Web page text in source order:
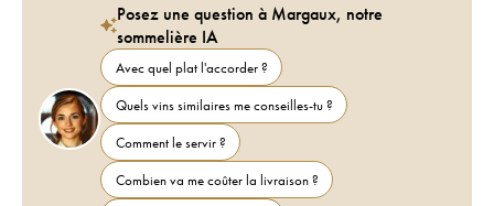
Posez une question à Margaux, notre
sommelière IA
Avec quel plat l'accorder ?
Quels vins similaires me conseilles-tu ?
Comment le servir ?
Combien va me coûter la livraison ?